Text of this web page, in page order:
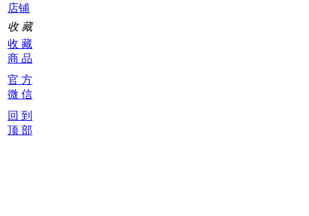
店铺
收 藏
收 藏
商 品
官 方
微 信
回 到
顶 部